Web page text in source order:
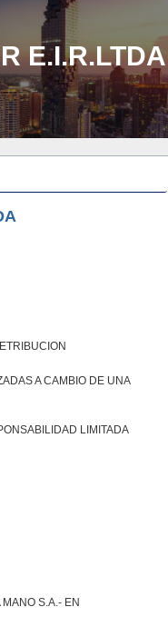
E.I.R.LTDA
A CAMBIO DE UNA
LIMITADA
S.A.- EN